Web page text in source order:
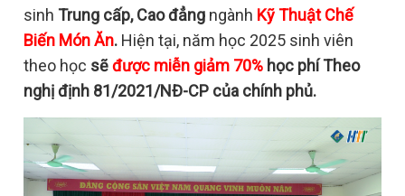
sinh Trung cấp,Cao đẳng ngành Kỹ Thuật Chế
Biến Món Ăn. Hiện tại, năm học 2025 sinh viên
theo học sẽđược miễn giảm 70% học phí Theo
nghị định 81/2021/NĐ-CP của chính phủ.